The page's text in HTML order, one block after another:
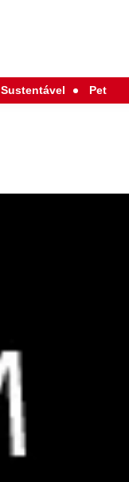
Sustentável Pet